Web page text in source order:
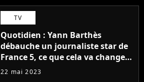
TV
Quotidien : Yann Barthès
débauche un journaliste star de
France 5, ce que cela va changer
à la rentrée
22 mai 2023